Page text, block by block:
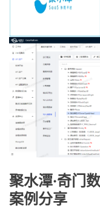
聚水潭·奇门
案例分享